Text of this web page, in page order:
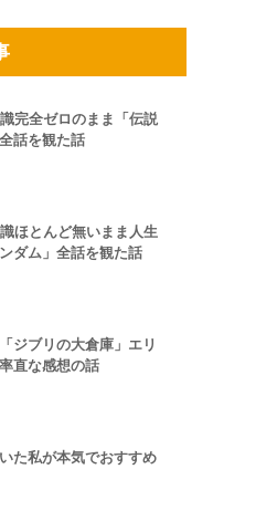
完全ゼロのまま「伝説
話を観た話
ほとんど無いまま人生
ダム」全話を観た話
ジブリの大倉庫」エリ
直な感想の話
た私が本気でおすすめ